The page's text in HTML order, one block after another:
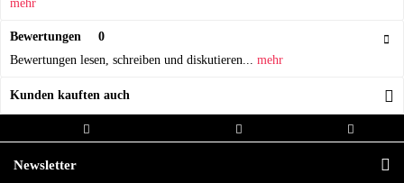
mehr
Bewertungen
0
Bewertungen lesen, schreiben und diskutieren... mehr
Kunden kauften auch
Bestellwert
Newsletter